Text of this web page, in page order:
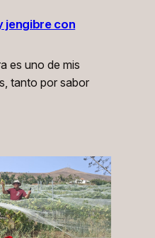
jengibre con
es uno de mis
tanto por sabor